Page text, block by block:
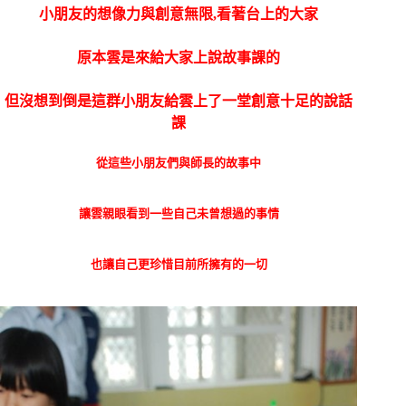
小朋友的想像力與創意無限,看著台上的大家
原本雲是來給大家上說故事課的
但沒想到倒是這群小朋友給雲上了一堂創意十足的說話
課
從這些小朋友們與師長的故事中
讓雲親眼看到一些自己未曾想過的事情
也讓自己更珍惜目前所擁有的一切